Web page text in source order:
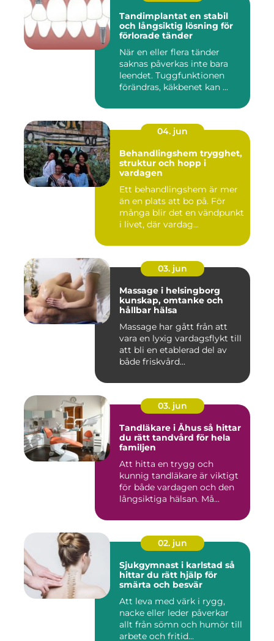
Tandimplantat en stabil
och långsiktig lösning för
förlorade tänder
När en eller flera tänder
saknas påverkas inte bara
leendet. Tuggfunktionen
förändras, käkbenet kan ...
04. jun
Behandlingshem trygghet,
struktur och hopp i
vardagen
Ett behandlingshem är mer
än en plats att bo på. För
många blir det en vändpunkt
i livet, där vardag...
03. jun
Massage i helsingborg
kunskap, omtanke och
hållbar hälsa
Massage har gått från att
vara en lyxig vardagsflykt till
att bli en etablerad del av
både friskvård...
03. jun
Tandläkare i Åhus så hittar
du rätt tandvård för hela
familjen
Att hitta en trygg och
kunnig tandläkare är viktigt
för både vardagen och den
långsiktiga hälsan. Må...
02. jun
Sjukgymnast i karlstad så
hittar du rätt hjälp för
smärta och besvär
Att leva med värk i rygg,
nacke eller leder påverkar
allt från sömn och humör till
arbete och fritid...